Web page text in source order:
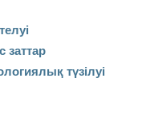
заттар
түзілуі